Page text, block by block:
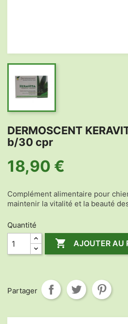
DERMOSCENT
b/30 cpr
18,90 €
Complément alimentaire pour
maintenir la vitalité et la beauté
Quantité
 AJOUTER AU
Partager